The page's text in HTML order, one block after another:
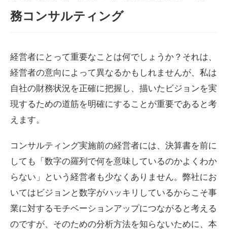
務コンサルティング
経営者にとって重要なことは何でしょうか？それは、
経営者の意向によって異なるかもしれませんが、私は
自社の財務状況を正確に把握し、描いたビジョンを実
現するための道筋を明確にすることが重要であると考
えます。
コンサルティング実施前の経営者には、決算書を前に
しても「数字の羅列で何を意味しているのかよくわか
らない」という経営者も少なくありません。弊社にお
いてはビジョンと数字がハッキリしているからこそ事
業に対するモチベーションアップにつながると考える
のですが、そのための分析方法を知らないために、本